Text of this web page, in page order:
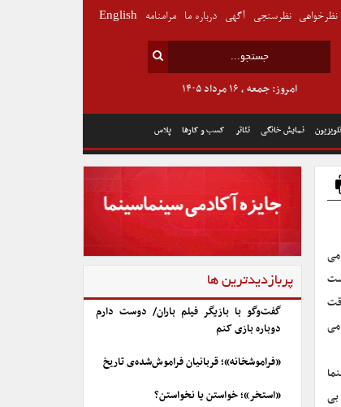
تلویزیون نمایش خانگی تئاتر کسب و کارها پلاس
امروز: جمعه , ۱۶ مرداد ۱۴۰۵
نظرخواهی نظرسنجی آگهی درباره ما مرامنامه English
می
پربازدیدترین ها
گفت‌وگو با بازیگر فیلم باران/ دوست دارم
دوباره بازی کنم
«فراموشخانه»؛ قربانیان فراموش‌شده‌ی تاریخ
«استخر»؛ خواستن یا نخواستن؟